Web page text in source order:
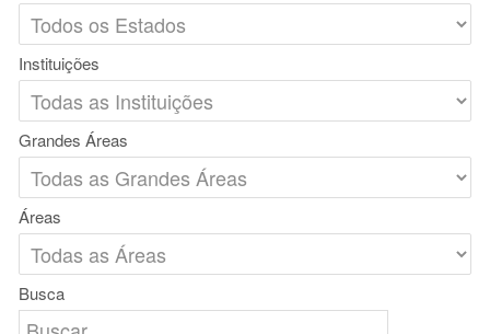
Instituições
Grandes Áreas
Áreas
Busca